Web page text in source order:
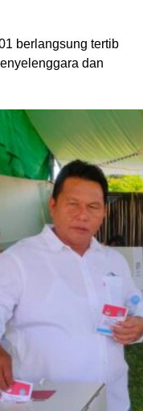
berlangsung tertib
dan